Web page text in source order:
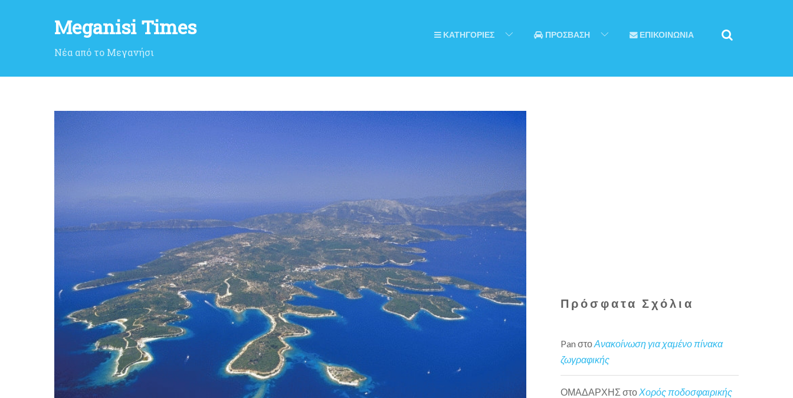
Meganisi Times
Νέα από το Μεγανήσι
ΚΑΤΗΓΟΡΙΕΣ ΠΡΟΣΒΑΣΗ ΕΠΙΚΟΙΝΩΝΙΑ
Πρόσφατα Σχόλια
Pan στοΑνακοίνωση για χαμένο πίνακα
ζωγραφικής
ΟΜΑΔΑΡΧΗΣ στο Χορός ποδοσφαιρικής